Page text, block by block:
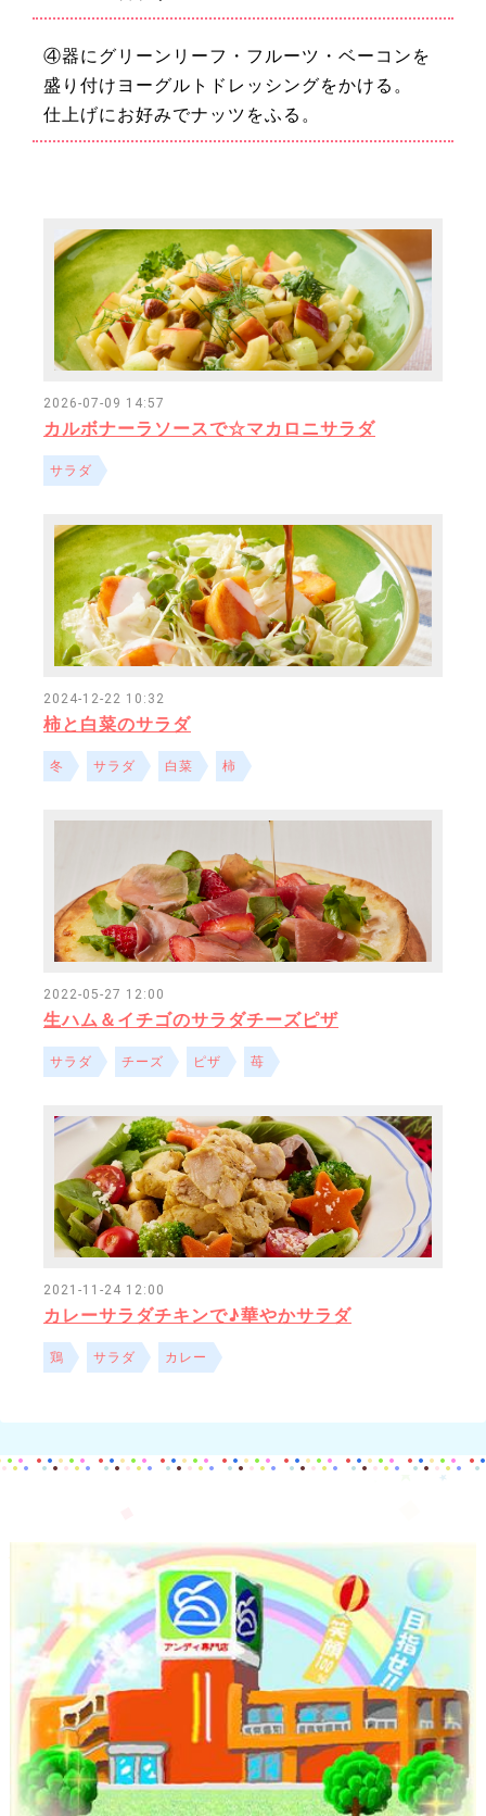
④器にグリーンリーフ・フルーツ・ベーコンを
盛り付けヨーグルトドレッシングをかける。
仕上げにお好みでナッツをふる。
2026-07-09 14:57
カルボナーラソースで☆マカロニサラダ
サラダ
2024-12-22 10:32
柿と白菜のサラダ
冬 サラダ 白菜 柿
2022-05-27 12:00
生ハム＆イチゴのサラダチーズピザ
サラダ チーズ ピザ 苺
2021-11-24 12:00
カレーサラダチキンで♪華やかサラダ
鶏 サラダ カレー